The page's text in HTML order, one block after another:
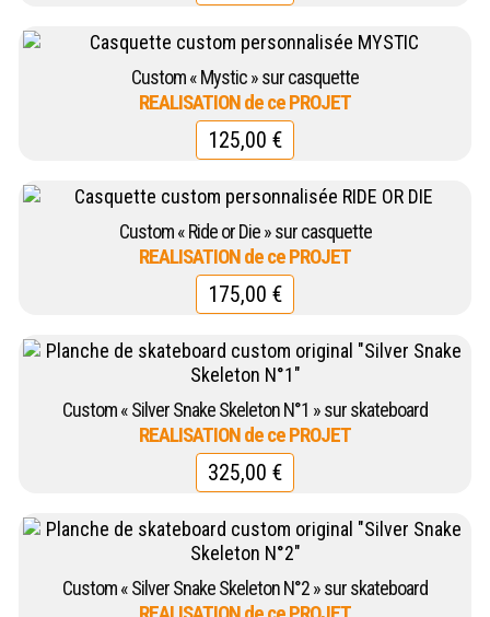
Custom « Mystic » sur casquette
125,00 €
Custom « Ride or Die » sur casquette
175,00 €
Custom « Silver Snake Skeleton N°1 » sur skateboard
325,00 €
Custom « Silver Snake Skeleton N°2 » sur skateboard